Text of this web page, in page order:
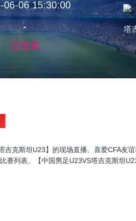
06-06 15:30:00
-
已结束
塔
克斯坦U23】的现场直播。喜爱CFA友
列表、【中国男足U23VS塔吉克斯坦